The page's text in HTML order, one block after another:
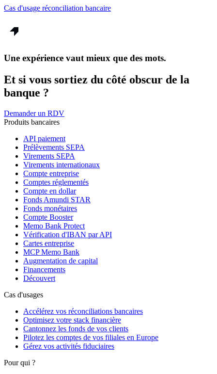
Cas d'usage réconciliation bancaire
Une expérience vaut mieux que des mots.
Et si vous sortiez du côté obscur de la
banque ?
Demander un RDV
Produits bancaires
API paiement
Prélèvements SEPA
Virements SEPA
Virements internationaux
Compte entreprise
Comptes réglementés
Compte en dollar
Fonds Amundi STAR
Fonds monétaires
Compte Booster
Memo Bank Protect
Vérification d'IBAN par API
Cartes entreprise
MCP Memo Bank
Augmentation de capital
Financements
Découvert
Cas d'usages
Accélérez vos réconciliations bancaires
Optimisez votre stack financière
Cantonnez les fonds de vos clients
Pilotez les comptes de vos filiales en Europe
Gérez vos activités fiduciaires
Pour qui ?